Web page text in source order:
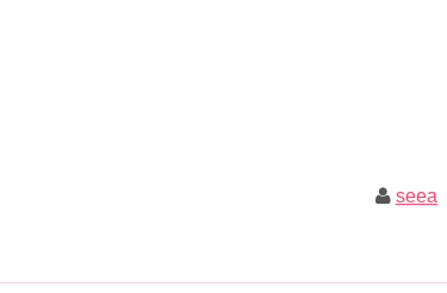
seea